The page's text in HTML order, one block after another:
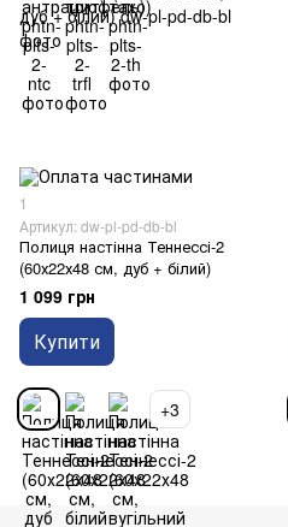
1
Артикул: dw-pl-pd-db-bl
Полиця настінна Теннессі-2
(60х22х48 см, дуб + білий)
1 099 грн
Купити
+3